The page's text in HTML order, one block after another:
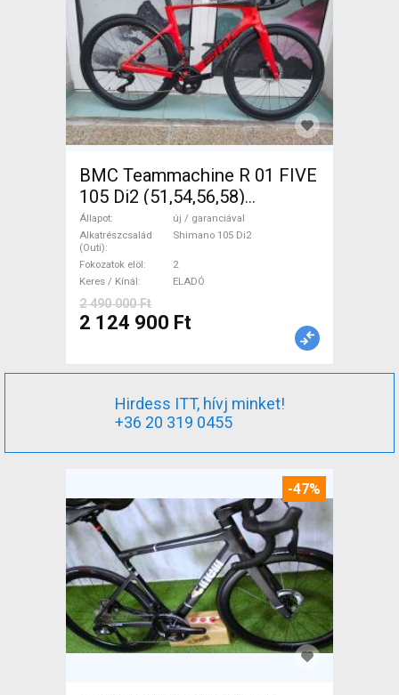
BMC Teammachine R 01 FIVE
105 Di2 (51,54,56,58)
Országúti Shimano 105 Di2
tárcsafék új / garanciával
ELADÓ
Állapot
új / garanciával
Alkatrészcsalád
(Outi)
Shimano 105 Di2
Fokozatok elöl
2
Keres / Kínál
ELADÓ
2 490 000 Ft
2 124 900 Ft
Hirdess ITT, hívj minket!
+36 20 319 0455
-47%